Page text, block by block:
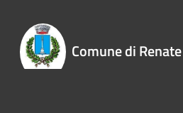
Comune di Renate